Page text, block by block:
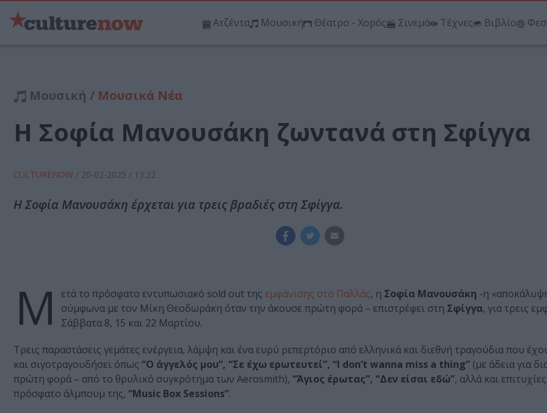
Ατζέντα Μουσική Θέατρο - Χορός Σινεμά Τέχνες Βιβλίο
Μουσική / Μουσικά Νέα
Η Σοφία Μανουσάκη ζωντανά στη Σφίγγα
CULTURENOW / 20-02-2025 / 13:22
Η Σοφία Μανουσάκη έρχεται για τρεις βραδιές στη Σφίγγα.
Μ ετά το πρόσφατο εντυπωσιακό sold out της εμφάνισης στο Παλλάς, η Σοφία Μανουσάκη -η
σύμφωνα με τον Μίκη Θεοδωράκη όταν την άκουσε πρώτη φορά – επιστρέφει στη Σφίγγα, για τρεις
Σάββατα 8, 15 και 22 Μαρτίου.
Τρεις παραστάσεις γεμάτες ενέργεια, λάμψη και ένα ευρύ ρεπερτόριο από ελληνικά και διεθνή τραγούδια που
και σιγοτραγουδήσει όπως “Ο άγγελός μου”, “Σε έχω ερωτευτεί”, “I don’t wanna miss a thing” (με άδεια για
πρώτη φορά – από το θρυλικό συγκρότημα των Aerosmith), “Άγιος έρωτας”, “Δεν είσαι εδώ”, αλλά και
πρόσφατο άλμπουμ της, “Music Box Sessions”.